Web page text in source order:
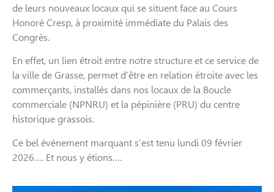
de leurs nouveaux locaux qui se situent face au Cours
Honoré Cresp, à proximité immédiate du Palais des
Congrès.
En effet, un lien étroit entre notre structure et ce service de
la ville de Grasse, permet d’être en relation étroite avec les
commerçants, installés dans nos locaux de la Boucle
commerciale (NPNRU) et la pépinière (PRU) du centre
historique grassois.
Ce bel événement marquant s’est tenu lundi 09 février
2026…. Et nous y étions….